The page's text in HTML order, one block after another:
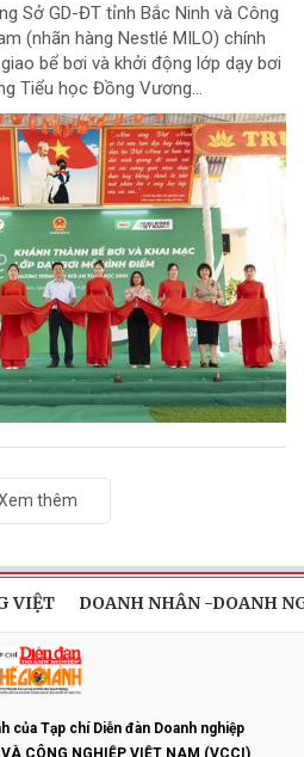
Sở GD-ĐT tỉnh Bắc Ninh và Công
(nhãn hàng Nestlé MILO) chính
bể bơi và khởi động lớp dạy bơi
Tiểu học Đồng Vương...
thêm
VIỆT DOANH NHÂN -DOANH
của Tạp chí Diễn đàn Doanh nghiệp
CÔNG NGHIỆP VIỆT NAM (VCCI)